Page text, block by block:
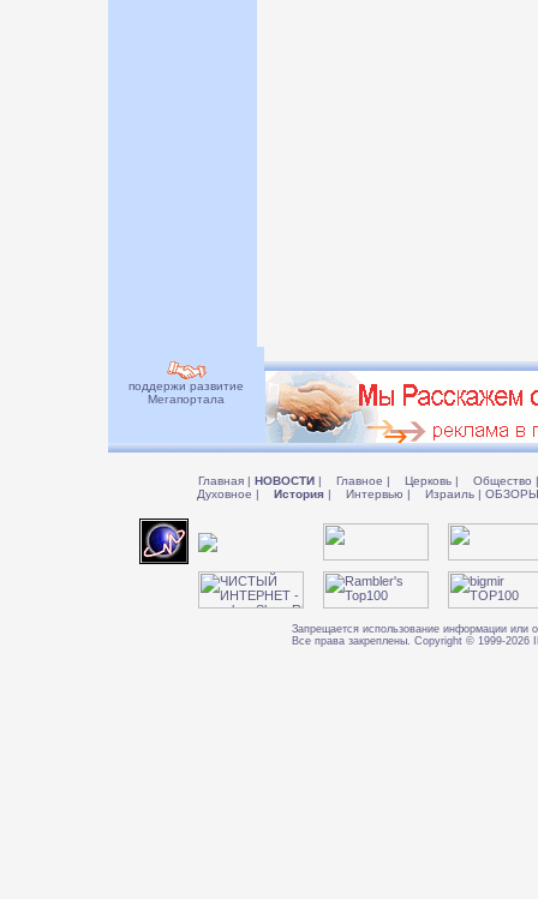
поддержи развитие
Мегапортала
Главная | НОВОСТИ | Главное | Церковь | Общество |
Духовное | История | Интервью | Израиль |
Запрещается использование информации или
Все права закреплены. Copyright © 1999-